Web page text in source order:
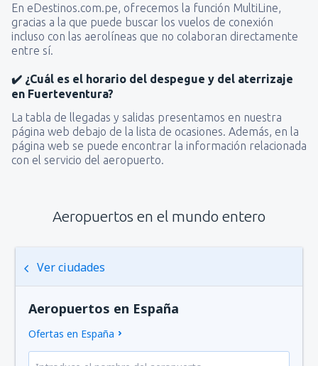
En eDestinos.com.pe, ofrecemos la función MultiLine,
gracias a la que puede buscar los vuelos de conexión
incluso con las aerolíneas que no colaboran directamente
entre sí.
✔️ ¿Cuál es el horario del despegue y del aterrizaje
en Fuerteventura?
La tabla de llegadas y salidas presentamos en nuestra
página web debajo de la lista de ocasiones. Además, en la
página web se puede encontrar la información relacionada
con el servicio del aeropuerto.
Aeropuertos en el mundo entero
Ver ciudades
Aeropuertos en España
Ofertas en España